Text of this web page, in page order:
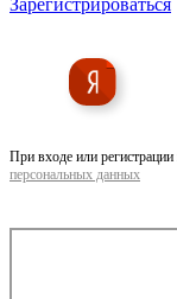
Зарегистрироваться
При входе или
персональных данных